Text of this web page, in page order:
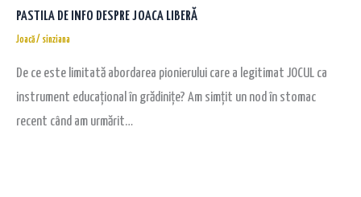
PASTILA DE INFO DESPRE JOACA LIBERĂ
Joacă/ sinziana
De ce este limitată abordarea pionierului care a legitimat JOCUL ca
instrument educațional în grădinițe? Am simțit un nod în stomac
recent când am urmărit…